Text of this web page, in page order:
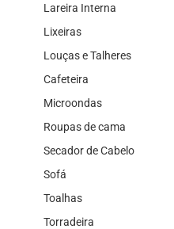
Lareira Interna
Lixeiras
Louças e Talheres
Cafeteira
Microondas
Roupas de cama
Secador de Cabelo
Sofá
Toalhas
Torradeira